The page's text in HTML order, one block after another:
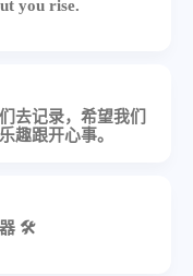
you rise.
去记录，希望我们
趣跟开心事。
器 🛠️